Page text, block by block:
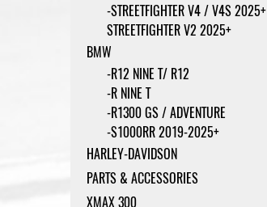
-STREETFIGHTER V4 / V4S 2025+
STREETFIGHTER V2 2025+
BMW
-R12 NINE T/ R12
-R NINE T
-R1300 GS / ADVENTURE
-S1000RR 2019-2025+
HARLEY-DAVIDSON
PARTS & ACCESSORIES
XMAX 300